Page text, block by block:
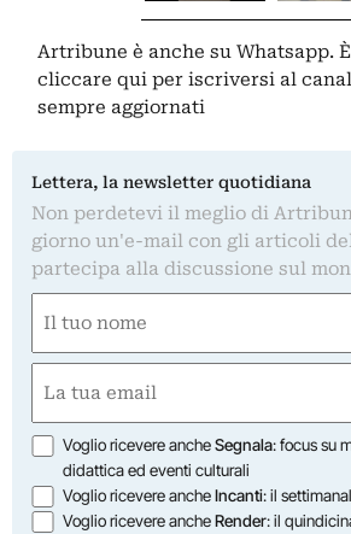
Artribune è anche su Whatsapp.
cliccare qui per iscriversi al
sempre aggiornati
Lettera, la newsletter quotidiana
Non perdetevi il meglio di
giorno un'e-mail con gli articoli
partecipa alla discussione sul
(Required)
First
(Required)
Opzioni
Voglio ricevere ancheSegnala: focus su
didattica ed eventi culturali
Voglio ricevere ancheIncanti: il
Voglio ricevere ancheRender: il